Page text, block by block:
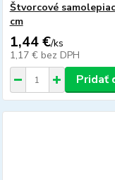
Štvorcové
cm
1,44 €/ks
1,17 € bez DPH
Pridať